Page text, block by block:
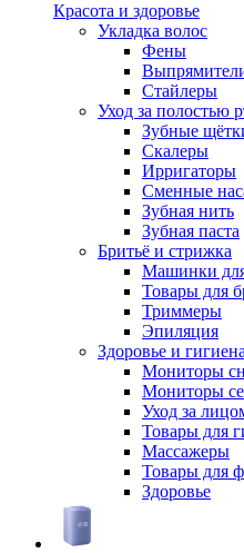
Красота и здоровье
Укладка волос
Фены
Стайлеры
Уход за полостью
Зубные
Скалеры
Ирригаторы
Сменные
Зубная нить
Зубная паста
Бритьё и стрижка
Машинки
Товары для
Триммеры
Эпиляция
Здоровье и гигиена
Мониторы
Мониторы
Уход за
Товары для
Массажеры
Товары для
Здоровье